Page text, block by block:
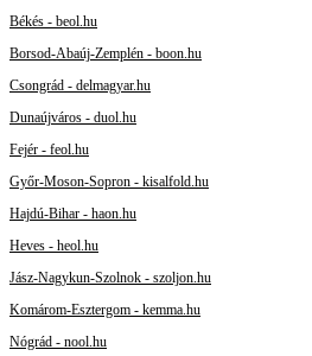
Békés - beol.hu
Borsod-Abaúj-Zemplén - boon.hu
Csongrád - delmagyar.hu
Dunaújváros - duol.hu
Fejér - feol.hu
Győr-Moson-Sopron - kisalfold.hu
Hajdú-Bihar - haon.hu
Heves - heol.hu
Jász-Nagykun-Szolnok - szoljon.hu
Komárom-Esztergom - kemma.hu
Nógrád - nool.hu